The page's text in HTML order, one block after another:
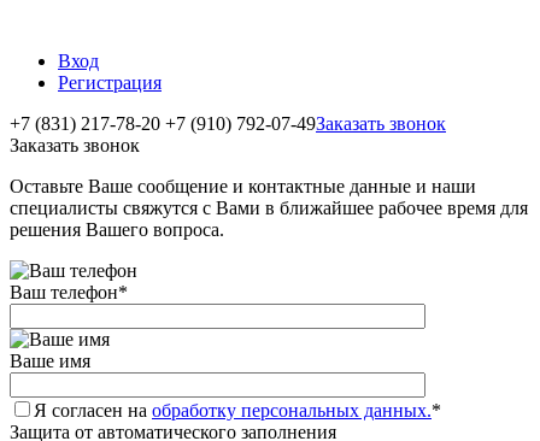
Вход
Регистрация
+7 (831) 217-78-20 +7 (910) 792-07-49Заказать звонок
Заказать звонок
Оставьте Ваше сообщение и контактные данные и наши
специалисты свяжутся с Вами в ближайшее рабочее время для
решения Вашего вопроса.
Ваш телефон*
Ваше имя
Я согласен на обработку персональных данных.*
Защита от автоматического заполнения